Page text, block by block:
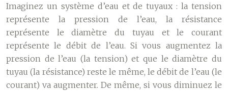
Imaginez un système d’eau et de tuyaux : la tension
représente la pression de l’eau, la résistance
représente le diamètre du tuyau et le courant
représente le débit de l’eau. Si vous augmentez la
pression de l’eau (la tension) et que le diamètre du
tuyau (la résistance) reste le même, le débit de l’eau (le
courant) va augmenter. De même, si vous diminuez le